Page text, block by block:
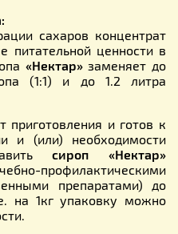
сахаров концентрат
питательной ценности в
«Нектар»заменяет до
(1:1) и до 1.2 литра
приготовления и готов к
и (или) необходимости
сироп «Нектар»
профилактическими
препаратами) до
на 1кг упаковку можно